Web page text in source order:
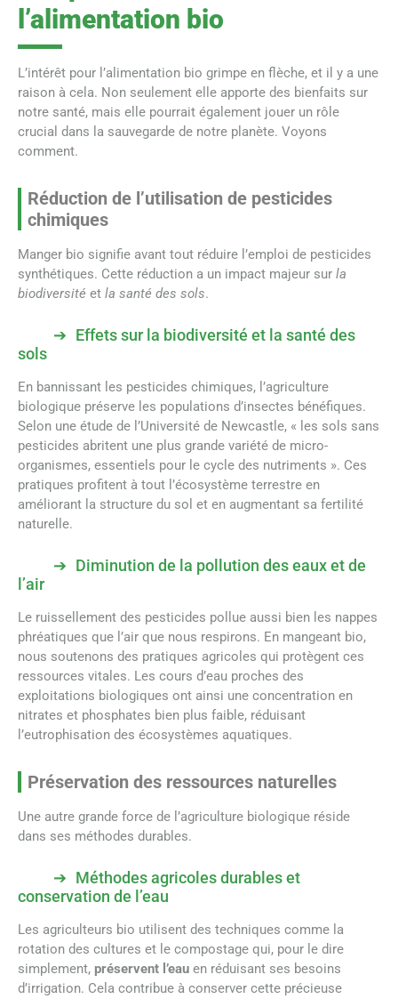
l’alimentation bio
L’intérêt pour l’alimentation bio grimpe en flèche, et il y a une
raison à cela. Non seulement elle apporte des bienfaits sur
notre santé, mais elle pourrait également jouer un rôle
crucial dans la sauvegarde de notre planète. Voyons
comment.
Réduction de l’utilisation de pesticides
chimiques
Manger bio signifie avant tout réduire l’emploi de pesticides
synthétiques. Cette réduction a un impact majeur sur la
biodiversité et la santé des sols.
Effets sur la biodiversité et la santé des
sols
En bannissant les pesticides chimiques, l’agriculture
biologique préserve les populations d’insectes bénéfiques.
Selon une étude de l’Université de Newcastle, « les sols sans
pesticides abritent une plus grande variété de micro-
organismes, essentiels pour le cycle des nutriments ». Ces
pratiques profitent à tout l’écosystème terrestre en
améliorant la structure du sol et en augmentant sa fertilité
naturelle.
Diminution de la pollution des eaux et de
l’air
Le ruissellement des pesticides pollue aussi bien les nappes
phréatiques que l’air que nous respirons. En mangeant bio,
nous soutenons des pratiques agricoles qui protègent ces
ressources vitales. Les cours d’eau proches des
exploitations biologiques ont ainsi une concentration en
nitrates et phosphates bien plus faible, réduisant
l’eutrophisation des écosystèmes aquatiques.
Préservation des ressources naturelles
Une autre grande force de l’agriculture biologique réside
dans ses méthodes durables.
Méthodes agricoles durables et
conservation de l’eau
Les agriculteurs bio utilisent des techniques comme la
rotation des cultures et le compostage qui, pour le dire
simplement, préservent l’eau en réduisant ses besoins
d’irrigation. Cela contribue à conserver cette précieuse